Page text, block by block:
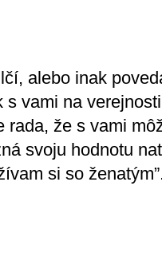
alebo inak
s vami na
rada, že s vami
svoju hodnotu
si so